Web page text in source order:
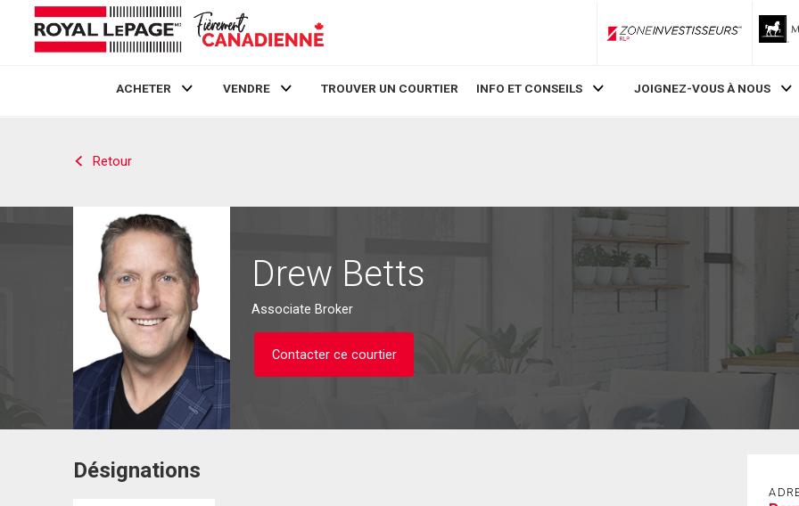
ZoneInvestisseurs RLP
ACHETER VENDRE TROUVER UN COURTIER INFO ET CONSEILS JOIGNEZ-VOUS À NOUS
Retour
Drew Betts
Associate Broker
Contacter ce courtier
Désignations